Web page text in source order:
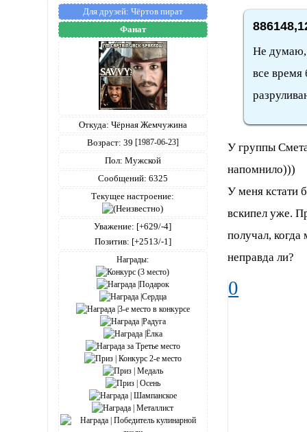
Для друзей: Чёртов пират
Фанат
Откуда: Чёрная Жемчужина
Возраст: 39 [1987-06-23]
Пол: Мужской
Сообщений: 6325
Текущее настроение:
Уважение: [+629/-4]
Позитив: [+2513/-1]
Награды:
Не думаю,
все время
У группы
напомнило)))
У меня кстати
вскипел уже.
получал,
неправда ли?
0